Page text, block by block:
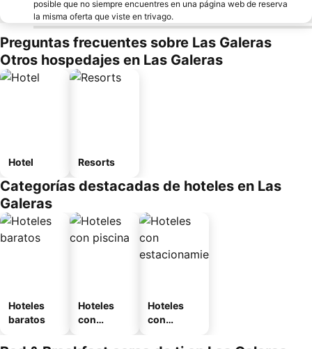
posible que no siempre encuentres en una página web de reserva
la misma oferta que viste en trivago.
Preguntas frecuentes sobre Las Galeras
Otros hospedajes en Las Galeras
Hotel Resorts
Categorías destacadas de hoteles en Las
Galeras
Hoteles
baratos
Hoteles
con
Hoteles
con